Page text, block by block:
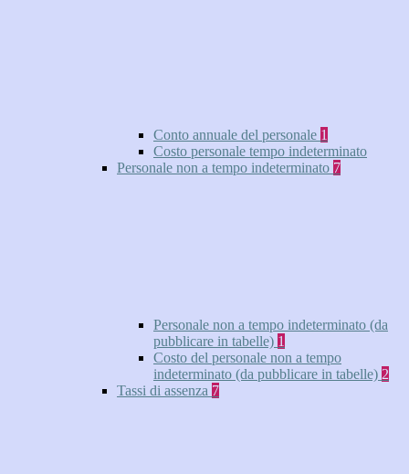
Conto annuale del personale 1
Costo personale tempo indeterminato
Personale non a tempo indeterminato 7
Personale non a tempo indeterminato (da
pubblicare in tabelle) 1
Costo del personale non a tempo
indeterminato (da pubblicare in tabelle) 2
Tassi di assenza 7